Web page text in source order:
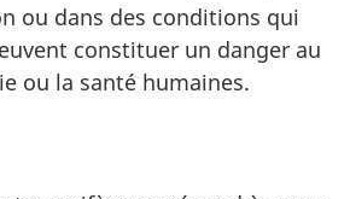
ou dans des conditions qui
constituer un danger au
ou la santé humaines.